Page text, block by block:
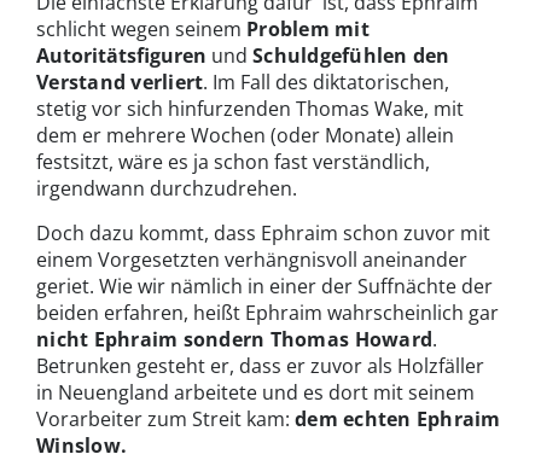
schlicht wegen seinem Problem mit
Autoritätsfiguren und Schuldgefühlen den
Verstand verliert. Im Fall des diktatorischen,
stetig vor sich hinfurzenden Thomas Wake, mit
dem er mehrere Wochen (oder Monate) allein
festsitzt, wäre es ja schon fast verständlich,
irgendwann durchzudrehen.
Doch dazu kommt, dass Ephraim schon zuvor mit
einem Vorgesetzten verhängnisvoll aneinander
geriet. Wie wir nämlich in einer der Suffnächte der
beiden erfahren, heißt Ephraim wahrscheinlich gar
nicht Ephraim sondern Thomas Howard.
Betrunken gesteht er, dass er zuvor als Holzfäller
in Neuengland arbeitete und es dort mit seinem
Vorarbeiter zum Streit kam: dem echten Ephraim
Winslow.